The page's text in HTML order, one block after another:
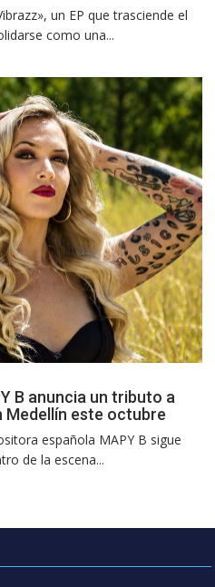
un EP que trasciende el
como una...
B anuncia un tributo a
Medellín este octubre
española MAPY B sigue
de la escena...